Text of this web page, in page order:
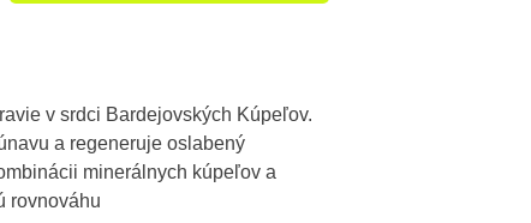
v srdci Bardejovských Kúpeľov.
a regeneruje oslabený
minerálnych kúpeľov a
rovnováhu